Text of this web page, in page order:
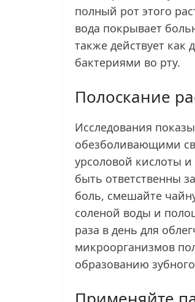
полный рот этого
вода покрывает
также действует
бактериями во рту.
Полоскание
Исследования
обезболивающими
урсоловой кислоты
быть ответственны
боль, смешайте
соленой воды и
раза в день для
микроорганизмов
образованию